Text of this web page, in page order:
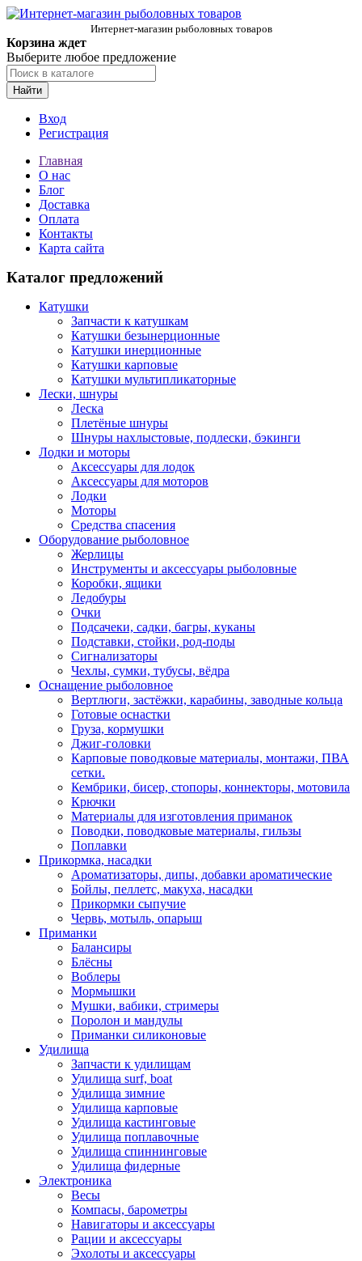
Интернет-магазин рыболовных товаров
Корзина ждет
Выберите любое предложение
Найти
Вход
Регистрация
Главная
О нас
Блог
Доставка
Оплата
Контакты
Карта сайта
Каталог предложений
Катушки
Запчасти к катушкам
Катушки безынерционные
Катушки инерционные
Катушки карповые
Катушки мультипликаторные
Лески, шнуры
Леска
Плетёные шнуры
Шнуры нахлыстовые, подлески, бэкинги
Лодки и моторы
Аксессуары для лодок
Аксессуары для моторов
Лодки
Моторы
Средства спасения
Оборудование рыболовное
Жерлицы
Инструменты и аксессуары рыболовные
Коробки, ящики
Ледобуры
Очки
Подсачеки, садки, багры, куканы
Подставки, стойки, род-поды
Сигнализаторы
Чехлы, сумки, тубусы, вёдра
Оснащение рыболовное
Вертлюги, застёжки, карабины, заводные кольца
Готовые оснастки
Груза, кормушки
Джиг-головки
Карповые поводковые материалы, монтажи, ПВА
сетки.
Кембрики, бисер, стопоры, коннекторы, мотовила
Крючки
Материалы для изготовления приманок
Поводки, поводковые материалы, гильзы
Поплавки
Прикормка, насадки
Ароматизаторы, дипы, добавки ароматические
Бойлы, пеллетс, макуха, насадки
Прикормки сыпучие
Червь, мотыль, опарыш
Приманки
Балансиры
Блёсны
Воблеры
Мормышки
Мушки, вабики, стримеры
Поролон и мандулы
Приманки силиконовые
Удилища
Запчасти к удилищам
Удилища surf, boat
Удилища зимние
Удилища карповые
Удилища кастинговые
Удилища поплавочные
Удилища спиннинговые
Удилища фидерные
Электроника
Весы
Компасы, барометры
Навигаторы и аксессуары
Рации и аксессуары
Эхолоты и аксессуары